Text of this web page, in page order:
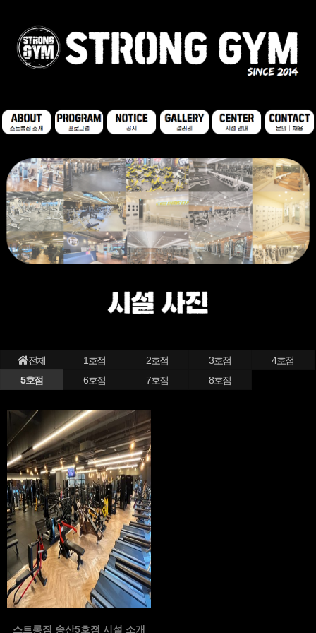
전체 1호점 2호점 3호점
4호점
5호점
6호점 7호점 8호점
스트롱짐 송산5호점 시설 소개